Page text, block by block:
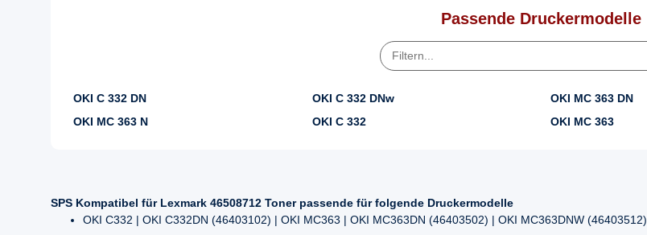
Passende Druckermodelle
OKI C 332 DN OKI C 332 DNw OKI MC 363 DN
OKI MC 363 N
OKI C 332 OKI MC 363
SPS Kompatibel für Lexmark 46508712 Toner passende für folgende Druckermodelle
OKI C332 | OKI C332DN (46403102) | OKI MC363 | OKI MC363DN (46403502) | OKI MC363DNW (46403512)